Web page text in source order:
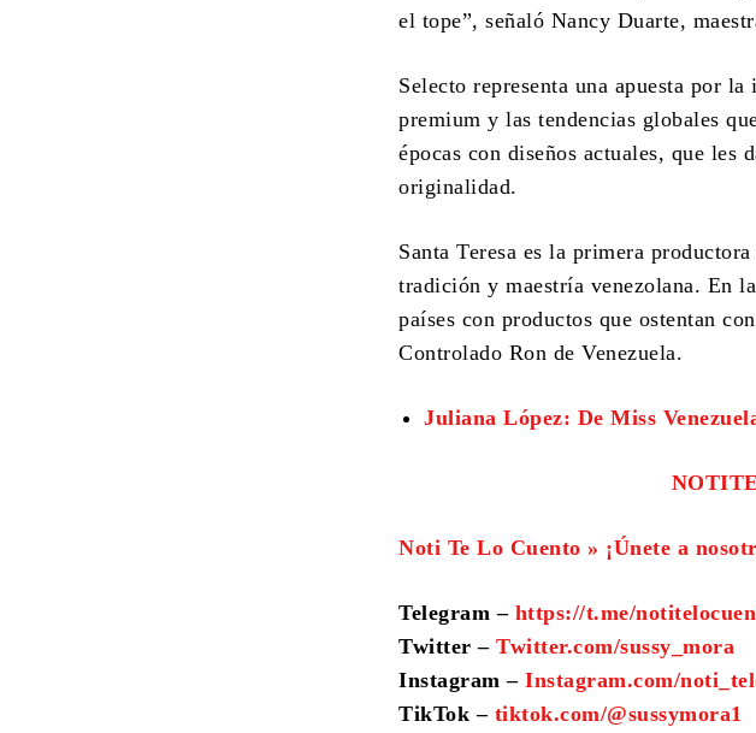
el tope”, señaló Nancy Duarte,
Selecto representa una apuesta por
premium y las tendencias globales
épocas con diseños actuales, que les
originalidad.
Santa Teresa es la primera
tradición y maestría venezolana. En
países con productos que ostentan
Controlado Ron de Venezuela.
Juliana López: De Miss
Noti Te Lo Cuento » ¡Únete a
Telegram – https://t.me/
Twitter –Twitter.com/sussy_mora
Instagram –Instagram.com/
TikTok – tiktok.com/@sussymora1